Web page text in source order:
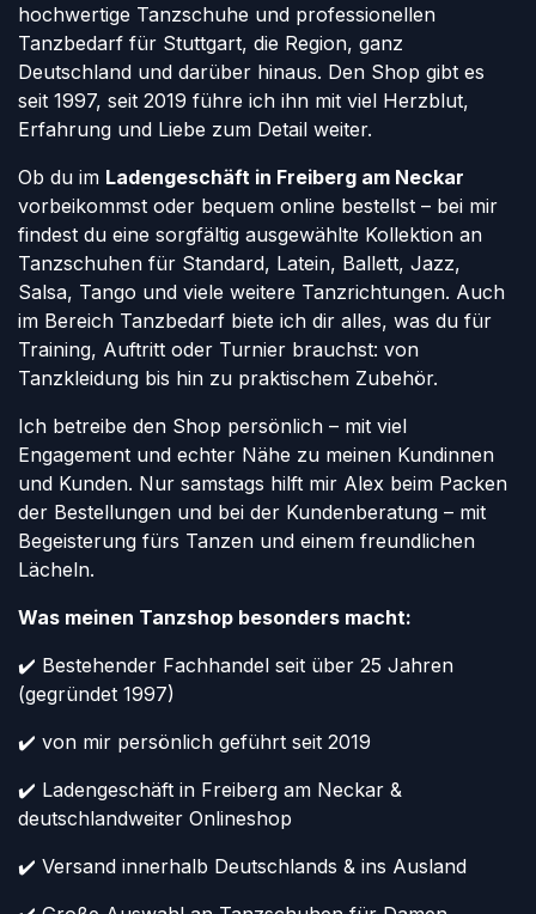
hochwertige Tanzschuhe und professionellen
Tanzbedarf für Stuttgart, die Region, ganz
Deutschland und darüber hinaus. Den Shop gibt es
seit 1997, seit 2019 führe ich ihn mit viel Herzblut,
Erfahrung und Liebe zum Detail weiter.
Ob du im Ladengeschäft in Freiberg am Neckar
vorbeikommst oder bequem online bestellst – bei mir
findest du eine sorgfältig ausgewählte Kollektion an
Tanzschuhen für Standard, Latein, Ballett, Jazz,
Salsa, Tango und viele weitere Tanzrichtungen. Auch
im Bereich Tanzbedarf biete ich dir alles, was du für
Training, Auftritt oder Turnier brauchst: von
Tanzkleidung bis hin zu praktischem Zubehör.
Ich betreibe den Shop persönlich – mit viel
Engagement und echter Nähe zu meinen Kundinnen
und Kunden. Nur samstags hilft mir Alex beim Packen
der Bestellungen und bei der Kundenberatung – mit
Begeisterung fürs Tanzen und einem freundlichen
Lächeln.
Was meinen Tanzshop besonders macht:
✔️ Bestehender Fachhandel seit über 25 Jahren
(gegründet 1997)
✔️ von mir persönlich geführt seit 2019
✔️ Ladengeschäft in Freiberg am Neckar &
deutschlandweiter Onlineshop
✔️ Versand innerhalb Deutschlands & ins Ausland